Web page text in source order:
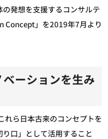
発想を支援するコンサルテ
Concept」を2019年7月より
ーションを生み
ら日本古来のコンセプトを
口」として活用すること